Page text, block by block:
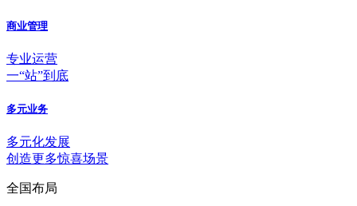
商业管理
专业运营
一“站”到底
多元业务
多元化发展
创造更多惊喜场景
全国布局